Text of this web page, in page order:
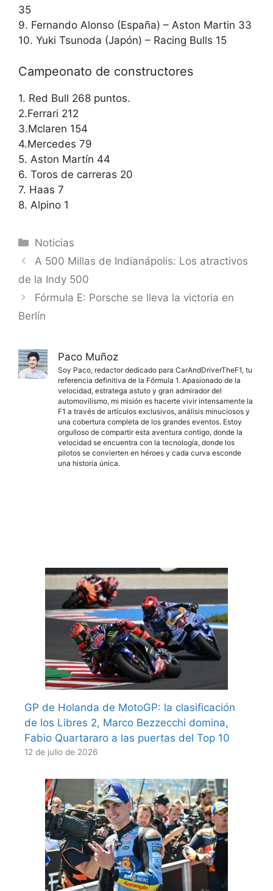
35
9. Fernando Alonso (España) – Aston Martin 33
10. Yuki Tsunoda (Japón) – Racing Bulls 15
Campeonato de constructores
1. Red Bull 268 puntos.
2.Ferrari 212
3.Mclaren 154
4.Mercedes 79
5. Aston Martín 44
6. Toros de carreras 20
7. Haas 7
8. Alpino 1
Categorías
Noticias
A 500 Millas de Indianápolis: Los atractivos
de la Indy 500
Fórmula E: Porsche se lleva la victoria en
Berlín
Paco Muñoz
Soy Paco, redactor dedicado para CarAndDriverTheF1, tu
referencia definitiva de la Fórmula 1. Apasionado de la
velocidad, estratega astuto y gran admirador del
automovilismo, mi misión es hacerte vivir intensamente la
F1 a través de artículos exclusivos, análisis minuciosos y
una cobertura completa de los grandes eventos. Estoy
orgulloso de compartir esta aventura contigo, donde la
velocidad se encuentra con la tecnología, donde los
pilotos se convierten en héroes y cada curva esconde
una historia única.
GP de Holanda de MotoGP: la clasificación
de los Libres 2, Marco Bezzecchi domina,
Fabio Quartararo a las puertas del Top 10
12 de julio de 2026